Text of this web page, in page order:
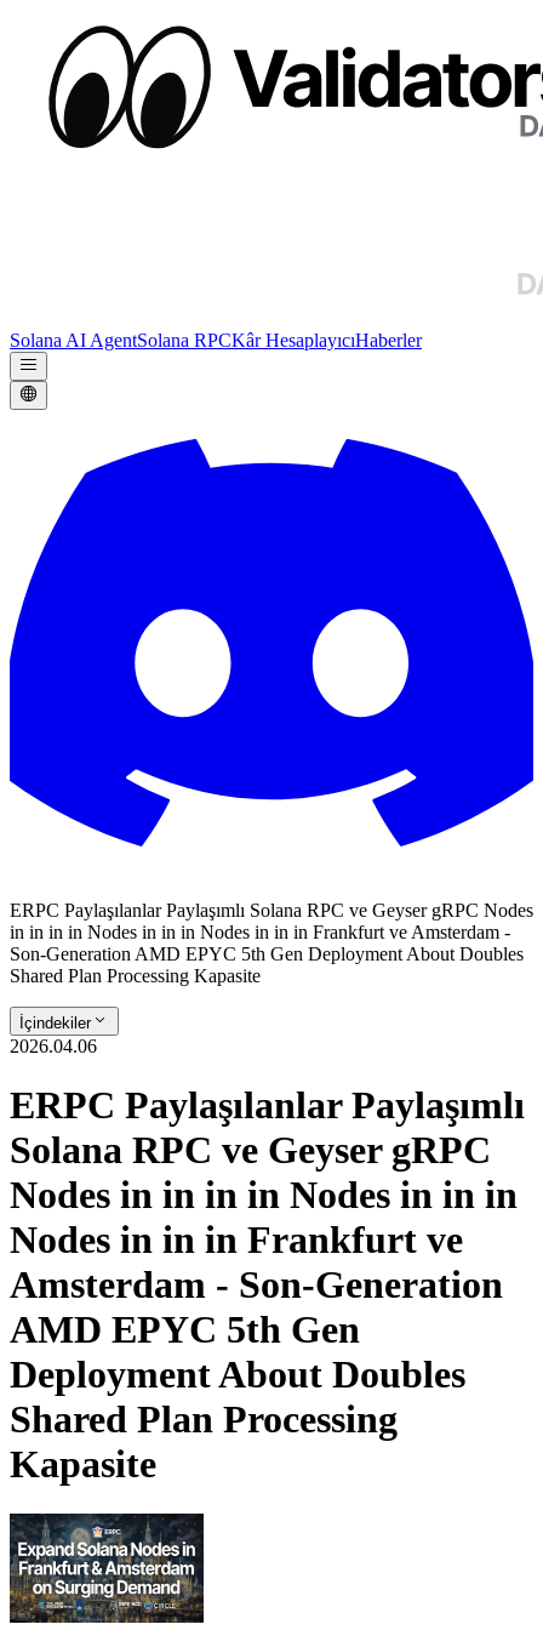
Solana AI AgentSolana RPCKâr HesaplayıcıHaberler
ERPC Paylaşılanlar Paylaşımlı Solana RPC ve Geyser gRPC Nodes
in in in in Nodes in in in Nodes in in in Frankfurt ve Amsterdam -
Son-Generation AMD EPYC 5th Gen Deployment About Doubles
Shared Plan Processing Kapasite
İçindekiler
2026.04.06
ERPC Paylaşılanlar Paylaşımlı
Solana RPC ve Geyser gRPC
Nodes in in in in Nodes in in in
Nodes in in in Frankfurt ve
Amsterdam - Son-Generation
AMD EPYC 5th Gen
Deployment About Doubles
Shared Plan Processing
Kapasite